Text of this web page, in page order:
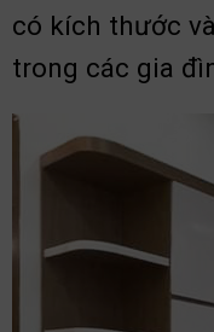
có kích thước
trong các gia